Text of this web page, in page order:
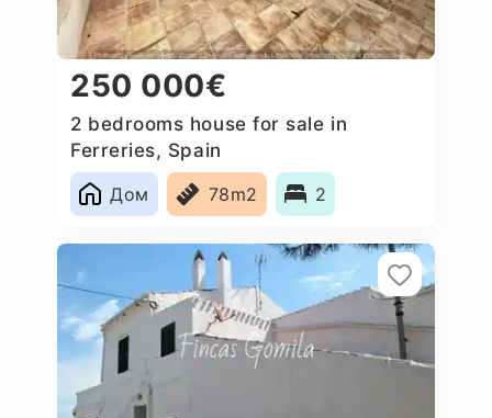
250 000€
2 bedrooms house for sale in
Ferreries, Spain
Дом
78m2 2